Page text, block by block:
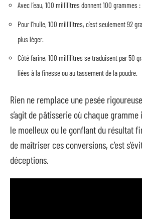
Avec l’eau, 100 millilitres donnent 100 grammes
Pour l’huile, 100 millilitres, c’est seulement 92
plus léger.
Côté farine, 100 millilitres se traduisent par 50
liées à la finesse ou au tassement de la poudre.
Rien ne remplace une pesée
s’agit de pâtisserie où chaque
le moelleux ou le gonflant du résultat
de maîtriser ces conversions, c’est
déceptions.